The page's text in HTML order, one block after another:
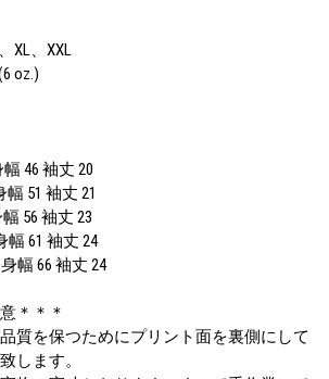
XL、XXL
oz.)
46 袖丈 20
51 袖丈 21
56 袖丈 23
幅 61 袖丈 24
幅 66 袖丈 24
＊＊＊
質を保つためにプリント面を裏側にして
します。